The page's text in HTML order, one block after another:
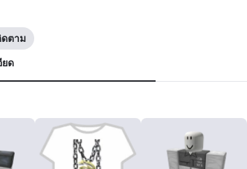
ดตาม
ยด